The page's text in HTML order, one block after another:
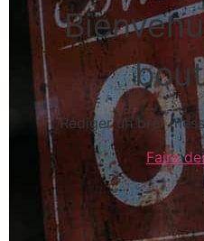
Rédiger un bref
Faire